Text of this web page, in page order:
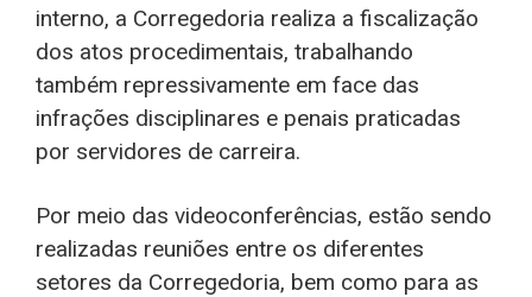
interno, a Corregedoria realiza a fiscalização
dos atos procedimentais, trabalhando
também repressivamente em face das
infrações disciplinares e penais praticadas
por servidores de carreira.
Por meio das videoconferências, estão sendo
realizadas reuniões entre os diferentes
setores da Corregedoria, bem como para as